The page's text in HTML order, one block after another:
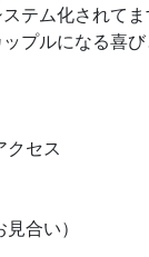
テム化されて
プルになる喜
セス
合い）